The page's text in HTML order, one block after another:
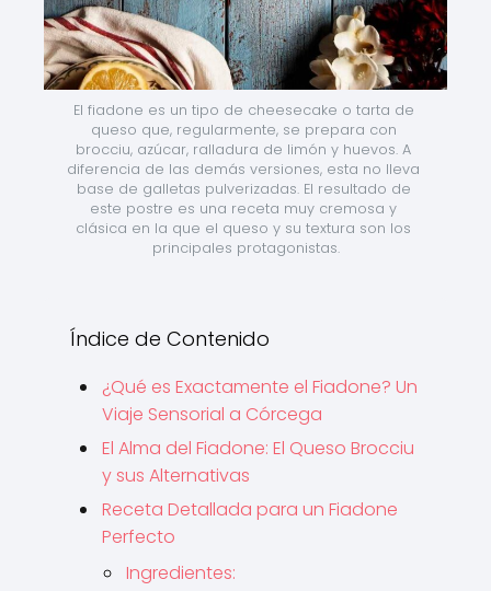
El fiadone es un tipo de cheesecake o tarta de
queso que, regularmente, se prepara con
brocciu, azúcar, ralladura de limón y huevos. A
diferencia de las demás versiones, esta no lleva
base de galletas pulverizadas. El resultado de
este postre es una receta muy cremosa y
clásica en la que el queso y su textura son los
principales protagonistas.
Índice de Contenido
¿Qué es Exactamente el Fiadone? Un
Viaje Sensorial a Córcega
El Alma del Fiadone: El Queso Brocciu
y sus Alternativas
Receta Detallada para un Fiadone
Perfecto
Ingredientes: